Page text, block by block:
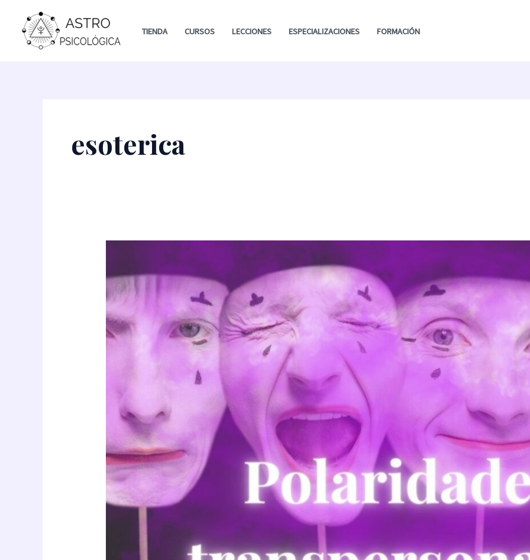
contenido
TIENDA CURSOS LECCIONES ESPECIALIZACIONES FORMACIÓN
esoterica
transpersonales